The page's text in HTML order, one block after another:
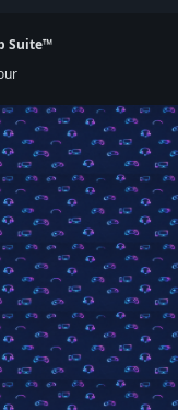
Suite™